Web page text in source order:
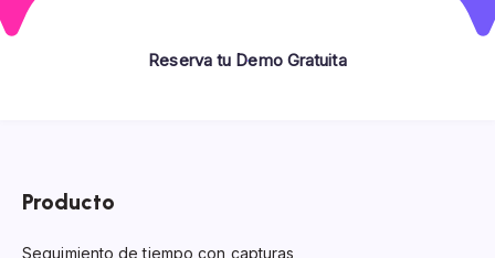
Reserva tu Demo Gratuita
Producto
Seguimiento de tiempo con capturas